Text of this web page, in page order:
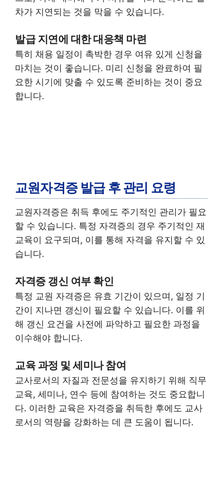
차가 지연되는 것을 막을 수 있습니다.
발급 지연에 대한 대응책 마련
특히 채용 일정이 촉박한 경우 여유 있게 신청을
마치는 것이 좋습니다. 미리 신청을 완료하여 필
요한 시기에 맞출 수 있도록 준비하는 것이 중요
합니다.
교원자격증 발급 후 관리 요령
교원자격증은 취득 후에도 주기적인 관리가 필요
할 수 있습니다. 특정 자격증의 경우 주기적인 재
교육이 요구되며, 이를 통해 자격을 유지할 수 있
습니다.
자격증 갱신 여부 확인
특정 교원 자격증은 유효 기간이 있으며, 일정 기
간이 지나면 갱신이 필요할 수 있습니다. 이를 위
해 갱신 요건을 사전에 파악하고 필요한 과정을
이수해야 합니다.
교육 과정 및 세미나 참여
교사로서의 자질과 전문성을 유지하기 위해 직무
교육, 세미나, 연수 등에 참여하는 것도 중요합니
다. 이러한 교육은 자격증을 취득한 후에도 교사
로서의 역량을 강화하는 데 큰 도움이 됩니다.